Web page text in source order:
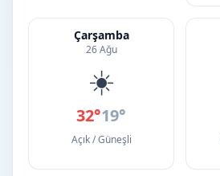
Çarşamba
26 Ağu
☀️
32°19°
Açık / Güneşli